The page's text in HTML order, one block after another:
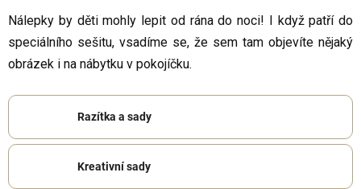
Nálepky by děti mohly lepit od rána do noci! I když patří do
speciálního sešitu, vsadíme se, že sem tam objevíte nějaký
obrázek i na nábytku v pokojíčku.
Razítka a sady
Kreativní sady